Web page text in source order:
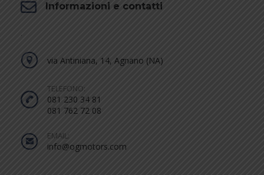
Informazioni e contatti
.
via Antiniana, 14, Agnano (NA)
TELEFONO:
081 230 34 81
081 762 72 08
EMAIL:
info@ogmotors.com